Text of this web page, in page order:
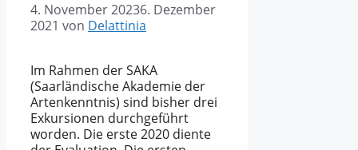
4. November 20236. Dezember
2021 von Delattinia
Im Rahmen der SAKA
(Saarländische Akademie der
Artenkenntnis) sind bisher drei
Exkursionen durchgeführt
worden. Die erste 2020 diente